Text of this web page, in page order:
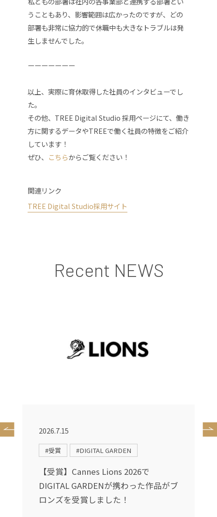
うこともあり、影響範囲は広かったのですが、どの
部署も非常に協力的で休職中も大きなトラブルは発
生しませんでした。
ーーーーーーー
以上、実際に育休取得した社員のインタビューでし
た。
その他、TREE Digital Studio 採用ページにて、働き
方に関するデータやTREEで働く社員の特徴をご紹介
しています！
ぜひ、
こちらからご覧ください！
関連リンク
TREE Digital Studio採用サイト
Recent NEWS
2026.7.15
#受賞 #DIGITAL GARDEN
【受賞】Cannes Lions 2026で
DIGITAL GARDENが携わった作品がブ
ロンズを受賞しました！